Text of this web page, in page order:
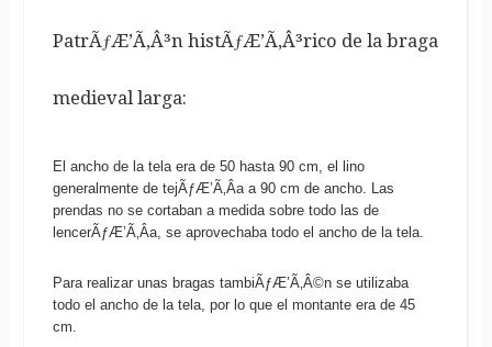
PatrÃƒÆ’Ã‚Â³n histÃƒÆ’Ã‚Â³rico de la braga
medieval larga:
El ancho de la tela era de 50 hasta 90 cm, el lino
generalmente de tejÃƒÆ’Ã‚Â­a a 90 cm de ancho. Las
prendas no se cortaban a medida sobre todo las de
lencerÃƒÆ’Ã‚Â­a, se aprovechaba todo el ancho de la tela.
Para realizar unas bragas tambiÃƒÆ’Ã‚Â©n se utilizaba
todo el ancho de la tela, por lo que el montante era de 45
cm.